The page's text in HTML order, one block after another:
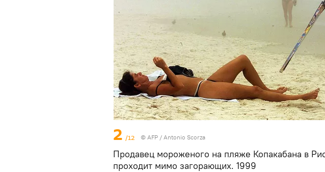
2 /12 © AFP / Antonio Scorza
Продавец мороженого на пляже Копакабана в
проходит мимо загорающих. 1999